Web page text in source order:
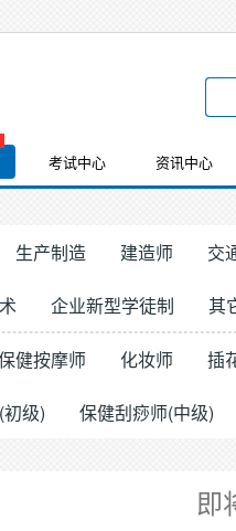
考试中心 资讯中心
生产制造 建造师 交
企业新型学徒制
其
健按摩师 化妆师 插
级) 保健刮痧师(中级)
即